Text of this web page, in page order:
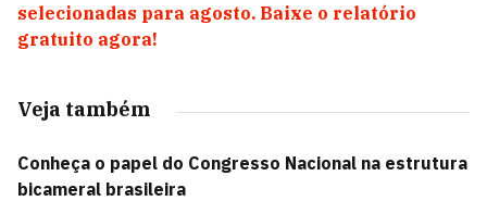
selecionadas para agosto. Baixe o relatório
gratuito agora!
Veja também
Conheça o papel do Congresso Nacional na estrutura
bicameral brasileira